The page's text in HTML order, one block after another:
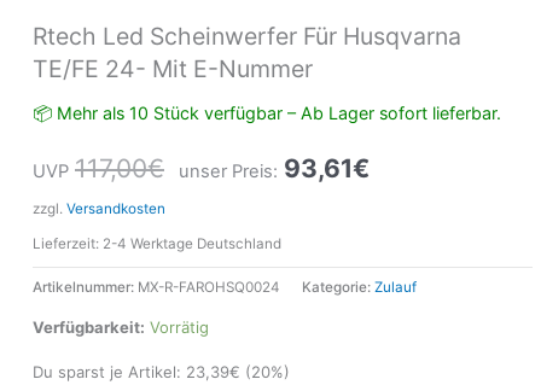
Rtech Led Scheinwerfer Für Husqvarna
TE/FE 24- Mit E-Nummer
📦 Mehr als 10 Stück verfügbar – Ab Lager sofort lieferbar.
UVP 117,00€ unser Preis: 93,61€
zzgl. Versandkosten
Lieferzeit: 2-4 Werktage Deutschland
Artikelnummer: MX-R-FAROHSQ0024 Kategorie: Zulauf
Verfügbarkeit: Vorrätig
Du sparst je Artikel: 23,39€ (20%)